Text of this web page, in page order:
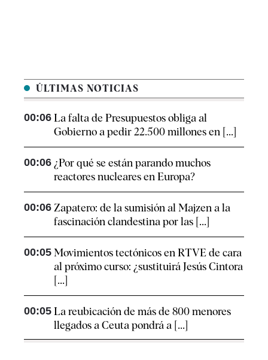
ÚLTIMAS NOTICIAS
00:06 La falta de Presupuestos obliga al
Gobierno a pedir 22.500 millones en [...]
00:06 ¿Por qué se están parando muchos
reactores nucleares en Europa?
00:06 Zapatero: de la sumisión al Majzen a la
fascinación clandestina por las [...]
00:05 Movimientos tectónicos en RTVE de cara
al próximo curso: ¿sustituirá Jesús Cintora
[...]
00:05 La reubicación de más de 800 menores
llegados a Ceuta pondrá a [...]